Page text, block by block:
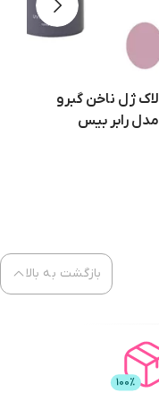
لاک ژل ناخن گبرو
مدل رابر بیس
بازگشت به بالا